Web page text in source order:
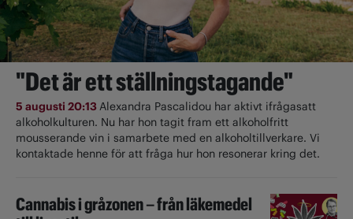
"Det är ett ställningstagande"
5 augusti 20:13Alexandra Pascalidou har aktivt ifrågasatt
alkoholkulturen. Nu har hon tagit fram ett alkoholfritt
mousserande vin i samarbete med en alkoholtillverkare. Vi
kontaktade henne för att fråga hur hon resonerar kring det.
Cannabis i gråzonen – från läkemedel